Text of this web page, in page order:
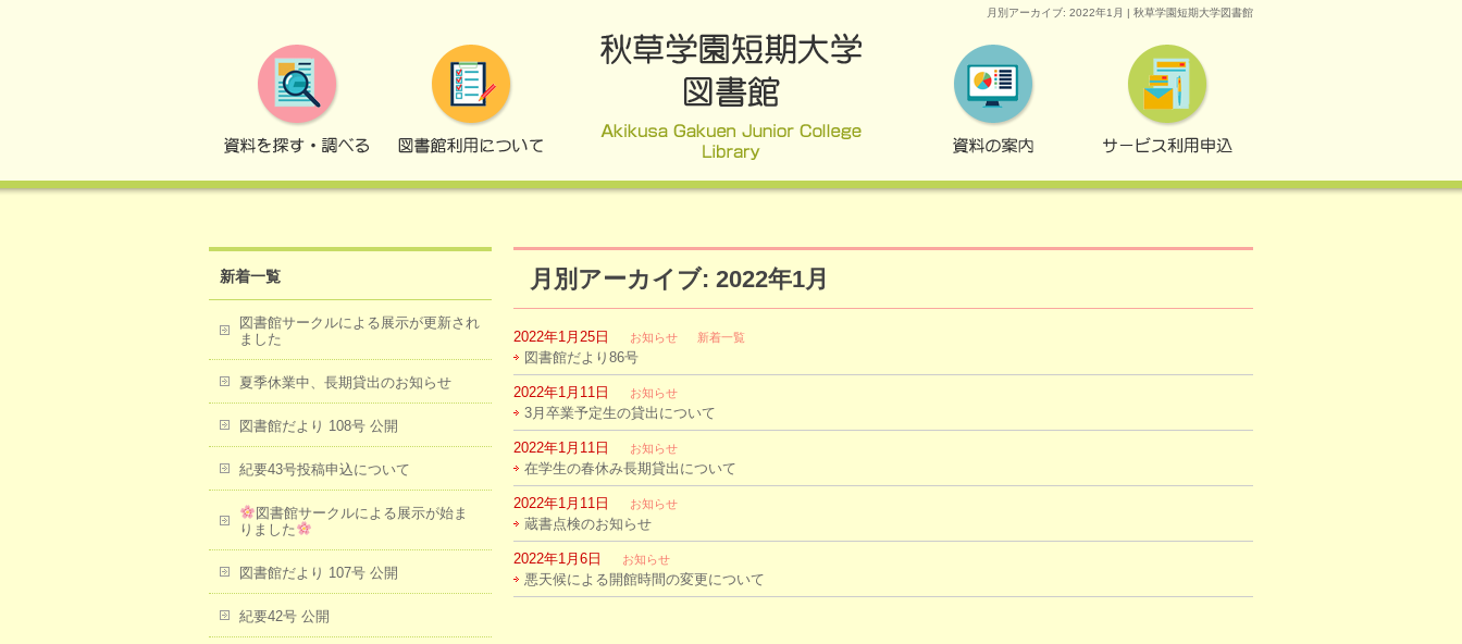
月別アーカイブ: 2022年1月 | 秋草学園短期大学図書館
月別アーカイブ: 2022年1月
2022年1月25日 お知らせ 新着一覧
図書館だより86号
2022年1月11日 お知らせ
3月卒業予定生の貸出について
2022年1月11日 お知らせ
在学生の春休み長期貸出について
2022年1月11日 お知らせ
蔵書点検のお知らせ
2022年1月6日 お知らせ
悪天候による開館時間の変更について
新着一覧
図書館サークルによる展示が更新され
ました
夏季休業中、長期貸出のお知らせ
図書館だより 108号 公開
紀要43号投稿申込について
図書館サークルによる展示が始ま
りました
図書館だより 107号 公開
紀要42号 公開